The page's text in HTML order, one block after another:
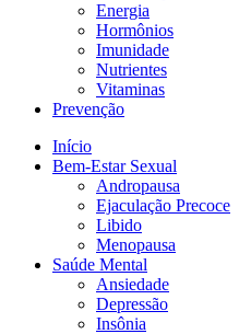
Energia
Hormônios
Imunidade
Nutrientes
Vitaminas
Prevenção
Início
Bem-Estar Sexual
Andropausa
Ejaculação Precoce
Libido
Menopausa
Saúde Mental
Ansiedade
Depressão
Insônia